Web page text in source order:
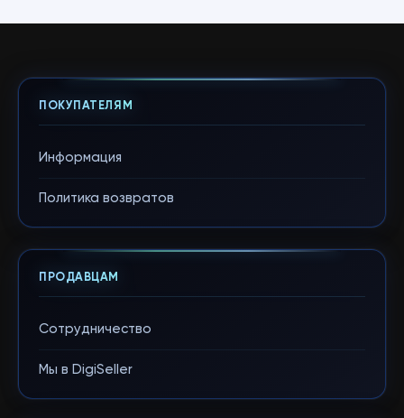
ПОКУПАТЕЛЯМ
Информация
Политика возвратов
ПРОДАВЦАМ
Сотрудничество
Мы в DigiSeller